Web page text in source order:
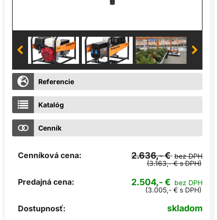
Referencie
Katalóg
Cenník
Cenníková cena: 2.636,- € bez DPH
(3.163,- € s DPH)
Predajná cena: 2.504,- € bez DPH
(3.005,- € s DPH)
Dostupnosť: skladom